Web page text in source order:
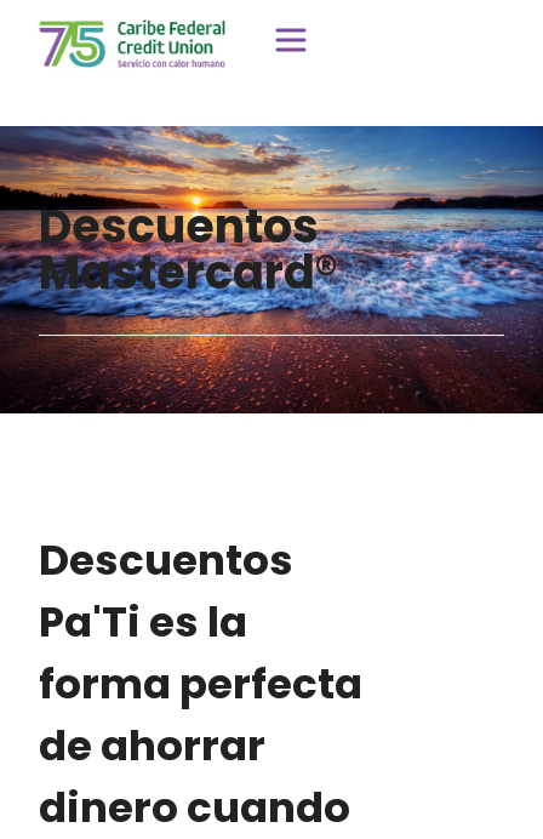
Descuentos
Mastercard®
Descuentos
Pa'Ti es la
forma perfecta
de ahorrar
dinero cuando